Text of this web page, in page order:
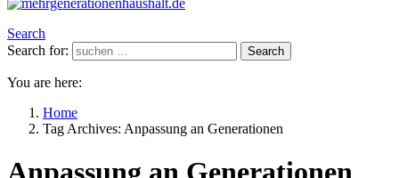
Search
Search for:
Search
You are here:
Home
Tag Archives: Anpassung an Generationen